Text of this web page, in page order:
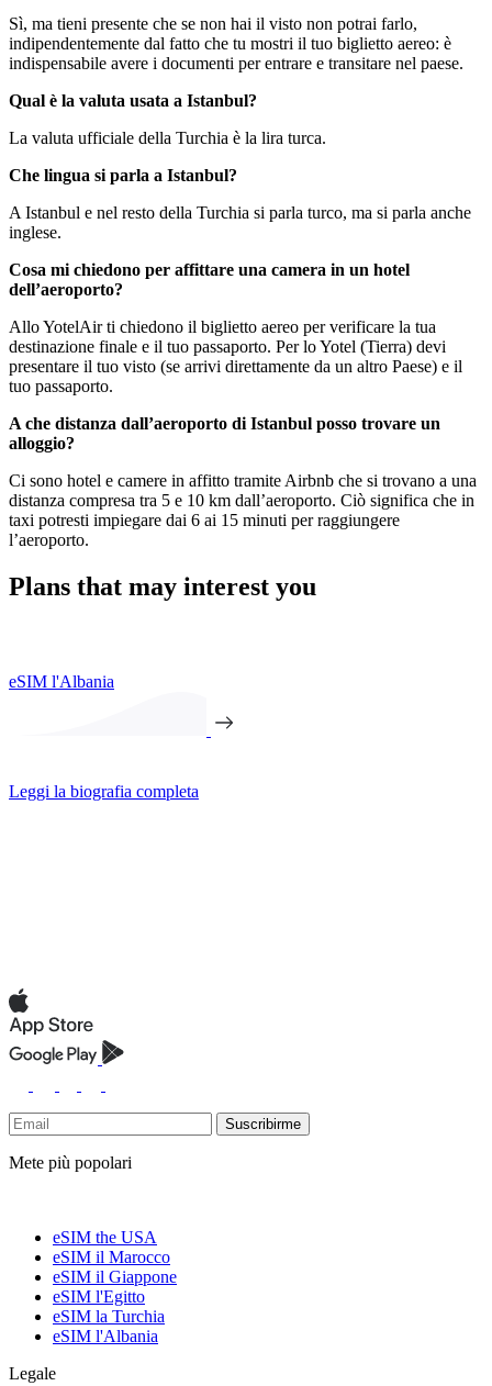
Sì, ma tieni presente che se non hai il visto non potrai farlo,
indipendentemente dal fatto che tu mostri il tuo biglietto aereo: è
indispensabile avere i documenti per entrare e transitare nel paese.
Qual è la valuta usata a Istanbul?
La valuta ufficiale della Turchia è la lira turca.
Che lingua si parla a Istanbul?
A Istanbul e nel resto della Turchia si parla turco, ma si parla anche
inglese.
Cosa mi chiedono per affittare una camera in un hotel
dell’aeroporto?
Allo YotelAir ti chiedono il biglietto aereo per verificare la tua
destinazione finale e il tuo passaporto. Per lo Yotel (Tierra) devi
presentare il tuo visto (se arrivi direttamente da un altro Paese) e il
tuo passaporto.
A che distanza dall’aeroporto di Istanbul posso trovare un
alloggio?
Ci sono hotel e camere in affitto tramite Airbnb che si trovano a una
distanza compresa tra 5 e 10 km dall’aeroporto. Ciò significa che in
taxi potresti impiegare dai 6 ai 15 minuti per raggiungere
l’aeroporto.
Plans that may interest you
eSIM l'Albania
Leggi la biografia completa
Suscribirme
Mete più popolari
eSIM the USA
eSIM il Marocco
eSIM il Giappone
eSIM l'Egitto
eSIM la Turchia
eSIM l'Albania
Legale